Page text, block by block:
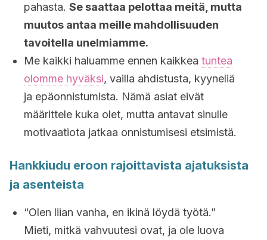
pahasta. Se saattaa pelottaa meitä, mutta
muutos antaa meille mahdollisuuden
tavoitella unelmiamme.
Me kaikki haluamme ennen kaikkea tuntea
olomme hyväksi, vailla ahdistusta, kyyneliä
ja epäonnistumista. Nämä asiat eivät
määrittele kuka olet, mutta antavat sinulle
motivaatiota jatkaa onnistumisesi etsimistä.
Hankkiudu eroon rajoittavista ajatuksista
ja asenteista
“Olen liian vanha, en ikinä löydä työtä.”
Mieti, mitkä vahvuutesi ovat, ja ole luova